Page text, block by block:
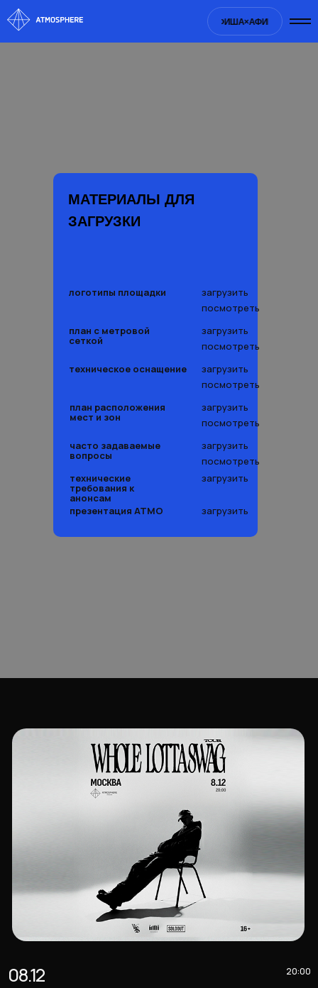
АФИША×АФИША× АФИША×АФИША×
логотипы площадки
посмотреть
загрузить
посмотреть
загрузить
план с метровой
сеткой
посмотреть
загрузить
техническое оснащение
посмотреть
посмотреть
загрузить
план расположения
мест и зон
МАТЕРИАЛЫ ДЛЯ
ЗАГРУЗКИ
часто задаваемые
вопросы
загрузить
технические
требования к
анонсам
загрузить
презентация АТМО загрузить
08.12 20:00